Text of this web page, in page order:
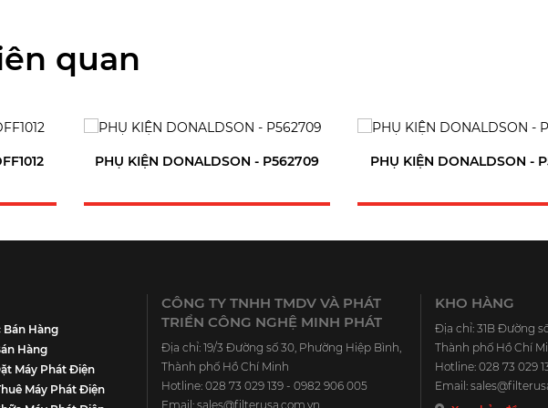
quan
PHỤ KIỆN DONALDSON - P562709 PHỤ KIỆN DONALDSON -
Bán Hàng
Hàng
Máy Phát Điện
Máy Phát Điện
CÔNG TY TNHH TMDV VÀ PHÁT
TRIỂN CÔNG NGHỆ MINH PHÁT
Địa chỉ: 19/3 Đường số 30, Phường Hiệp Bình,
Thành phố Hồ Chí Minh
Hotline: 028 73 029 139 - 0982 906 005
Email: sales@filterusa.com.vn
KHO HÀNG
Địa chỉ: 31B Đường
Thành phố Hồ Chí
Hotline: 028 73 029
Email: